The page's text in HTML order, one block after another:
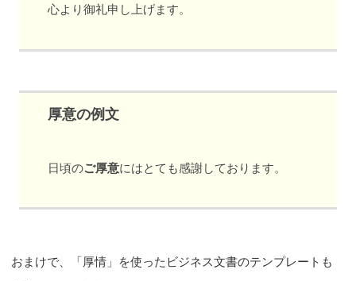
心より御礼申し上げます。
厚意の例文
日頃のご厚意にはとても感謝しております。
おまけで、「厚情」を使ったビジネス文書のテンプレートも